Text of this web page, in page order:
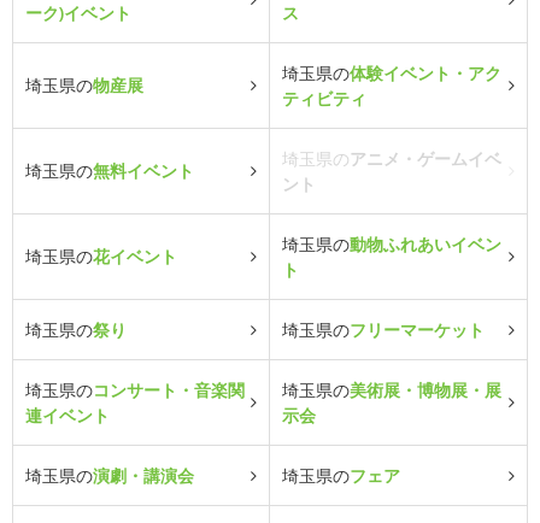
ーク)イベント
ス
埼玉県の物産展
埼玉県の体験イベント・アク
ティビティ
埼玉県の無料イベント
埼玉県のアニメ・ゲームイベ
ント
埼玉県の花イベント
埼玉県の動物ふれあいイベン
ト
埼玉県の祭り 埼玉県のフリーマーケット
埼玉県のコンサート・音楽関
連イベント
埼玉県の美術展・博物展・展
示会
埼玉県の演劇・講演会 埼玉県のフェア